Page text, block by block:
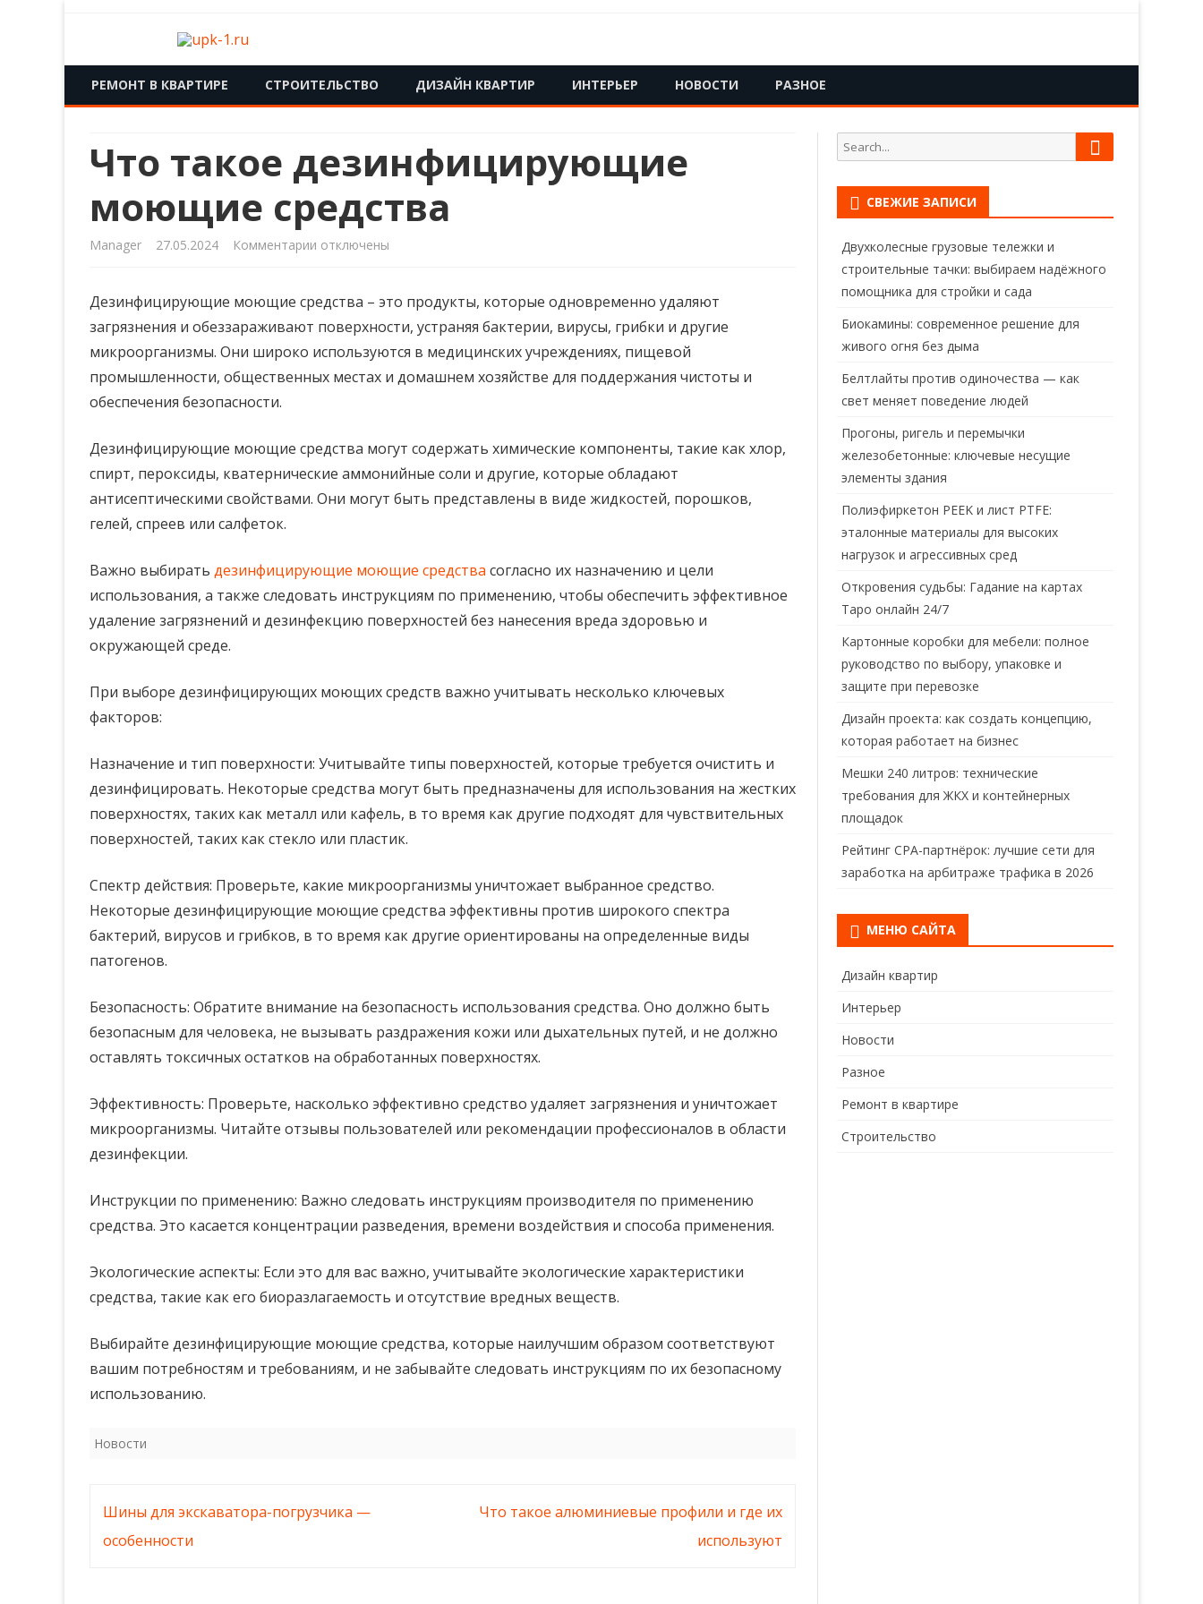
to
content
РЕМОНТ В КВАРТИРЕ СТРОИТЕЛЬСТВО ДИЗАЙН КВАРТИР ИНТЕРЬЕР НОВОСТИ РАЗНОЕ
Что такое дезинфицирующие
моющие средства
Manager 27.05.2024 Комментарии к
Что
такое
отключены
Дезинфицирующие моющие средства – это продукты, которые одновременно удаляют
загрязнения и обеззараживают поверхности, устраняя бактерии, вирусы, грибки и другие
микроорганизмы. Они широко используются в медицинских учреждениях, пищевой
промышленности, общественных местах и домашнем хозяйстве для поддержания чистоты и
обеспечения безопасности.
Дезинфицирующие моющие средства могут содержать химические компоненты, такие как хлор,
спирт, пероксиды, кватернические аммонийные соли и другие, которые обладают
антисептическими свойствами. Они могут быть представлены в виде жидкостей, порошков,
гелей, спреев или салфеток.
Важно выбирать дезинфицирующие моющие средства согласно их назначению и цели
использования, а также следовать инструкциям по применению, чтобы обеспечить эффективное
удаление загрязнений и дезинфекцию поверхностей без нанесения вреда здоровью и
окружающей среде.
При выборе дезинфицирующих моющих средств важно учитывать несколько ключевых
факторов:
Назначение и тип поверхности: Учитывайте типы поверхностей, которые требуется очистить и
дезинфицировать. Некоторые средства могут быть предназначены для использования на жестких
поверхностях, таких как металл или кафель, в то время как другие подходят для чувствительных
поверхностей, таких как стекло или пластик.
Спектр действия: Проверьте, какие микроорганизмы уничтожает выбранное средство.
Некоторые дезинфицирующие моющие средства эффективны против широкого спектра
бактерий, вирусов и грибков, в то время как другие ориентированы на определенные виды
патогенов.
Безопасность: Обратите внимание на безопасность использования средства. Оно должно быть
безопасным для человека, не вызывать раздражения кожи или дыхательных путей, и не должно
оставлять токсичных остатков на обработанных поверхностях.
Эффективность: Проверьте, насколько эффективно средство удаляет загрязнения и уничтожает
микроорганизмы. Читайте отзывы пользователей или рекомендации профессионалов в области
дезинфекции.
Инструкции по применению: Важно следовать инструкциям производителя по применению
средства. Это касается концентрации разведения, времени воздействия и способа применения.
Экологические аспекты: Если это для вас важно, учитывайте экологические характеристики
средства, такие как его биоразлагаемость и отсутствие вредных веществ.
Выбирайте дезинфицирующие моющие средства, которые наилучшим образом соответствуют
вашим потребностям и требованиям, и не забывайте следовать инструкциям по их безопасному
использованию.
Новости
Навигация
по
Шины для экскаватора-погрузчика —
особенности
Что такое алюминиевые профили и где их
используют
Search
for:
Search
СВЕЖИЕ ЗАПИСИ
Двухколесные грузовые тележки и
строительные тачки: выбираем надёжного
помощника для стройки и сада
Биокамины: современное решение для
живого огня без дыма
Белтлайты против одиночества — как
свет меняет поведение людей
Прогоны, ригель и перемычки
железобетонные: ключевые несущие
элементы здания
Полиэфиркетон PEEK и лист PTFE:
эталонные материалы для высоких
нагрузок и агрессивных сред
Откровения судьбы: Гадание на картах
Таро онлайн 24/7
Картонные коробки для мебели: полное
руководство по выбору, упаковке и
защите при перевозке
Дизайн проекта: как создать концепцию,
которая работает на бизнес
Мешки 240 литров: технические
требования для ЖКХ и контейнерных
площадок
Рейтинг CPA-партнёрок: лучшие сети для
заработка на арбитраже трафика в 2026
МЕНЮ САЙТА
Дизайн квартир
Интерьер
Новости
Разное
Ремонт в квартире
Строительство